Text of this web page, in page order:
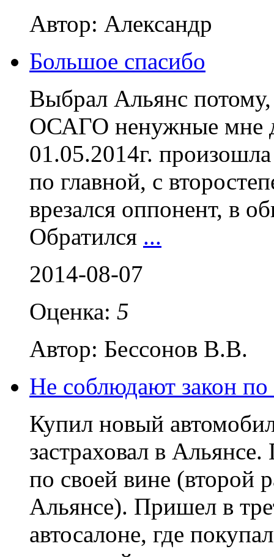
Автор: Александр
Большое спасибо
Выбрал Альянс потому,
ОСАГО ненужные мне
01.05.2014г.
по главной, с
врезался оппонент, в
Обратился ...
2014-08-07
Оценка: 5
Автор: Бессонов В.В.
Не соблюдают закон
Купил новый
застраховал в
по своей вине (второй
Альянсе). Пришел в
автосалоне, где